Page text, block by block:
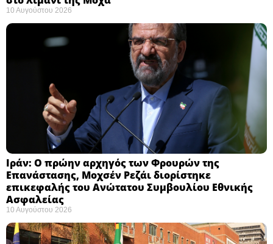
10 Αυγούστου 2026
Ιράν: Ο πρώην αρχηγός των Φρουρών της
Επανάστασης, Μοχσέν Ρεζάι διορίστηκε
επικεφαλής του Ανώτατου Συμβουλίου Εθνικής
Ασφαλείας ​
10 Αυγούστου 2026